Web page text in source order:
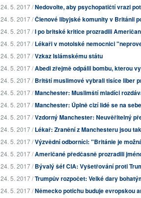
24. 5. 2017 /Nedovolte, aby psychopatičtí vrazi
24. 5. 2017 /Členové libyjské komunity v Británii
24. 5. 2017 /I po britské kritice prozradili
24. 5. 2017 /Lékaři v motolské nemocnici
24. 5. 2017 /Vzkaz Islámskému státu
24. 5. 2017 /Abedi zřejmě odpálil bombu, kterou
24. 5. 2017 /Britští muslimové vybrali tisíce liber
24. 5. 2017 /Manchester: Muslimští mladíci
24. 5. 2017 /Manchester: Úplně cizí lidé se na
24. 5. 2017 /Vzdorný Manchester: Neuvěřitelný
24. 5. 2017 /Lékař: Zranění z Manchesteru jsou
24. 5. 2017 /Výzvědní odborníci: "Británie je
24. 5. 2017 /Američané předčasně prozradili
24. 5. 2017 /Bývalý šéf CIA: Vyšetřování proti
24. 5. 2017 /Trumpův rozpočet: Velké dary
24. 5. 2017 /Německo potichu buduje evropskou